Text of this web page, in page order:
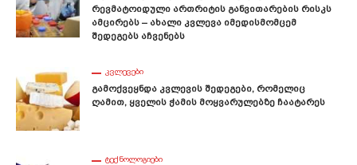
Რევმატოიდული Ართრიტის Განვითარების Რისკს
Ამცირებს – Ახალი Კვლევა Იმედისმომცემ
Შედეგებს Აჩვენებს
ᲙᲕᲚᲔᲕᲔᲑᲘ
Გამოქვეყნდა Კვლევის Შედეგები, Რომელიც
Ღამით, Ყველის Ჭამის Მოყვარულებზე Ჩაატარეს
ᲢᲔᲥᲜᲝᲚᲝᲒᲘᲔᲑᲘ